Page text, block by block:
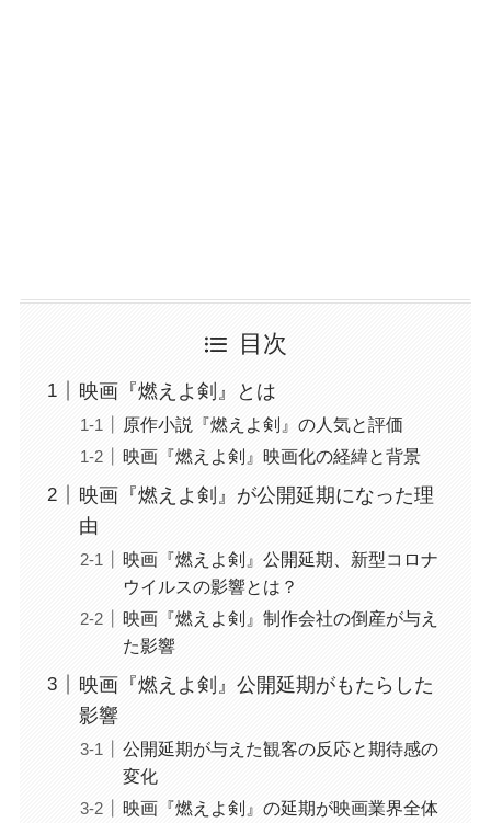
目次
映画『燃えよ剣』とは
原作小説『燃えよ剣』の人気と評価
映画『燃えよ剣』映画化の経緯と背景
映画『燃えよ剣』が公開延期になった理
由
映画『燃えよ剣』公開延期、新型コロナ
ウイルスの影響とは？
映画『燃えよ剣』制作会社の倒産が与え
た影響
映画『燃えよ剣』公開延期がもたらした
影響
公開延期が与えた観客の反応と期待感の
変化
映画『燃えよ剣』の延期が映画業界全体